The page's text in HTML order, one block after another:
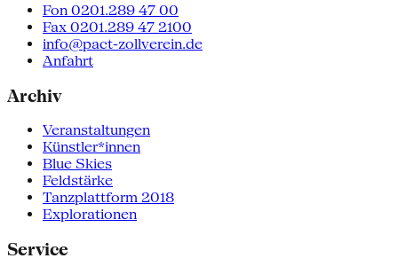
Fon 0201.289 47 00
Fax 0201.289 47 2100
info@pact-zollverein.de
Anfahrt
Archiv
Veranstaltungen
Künstler*innen
Blue Skies
Feldstärke
Tanzplattform 2018
Explorationen
Service